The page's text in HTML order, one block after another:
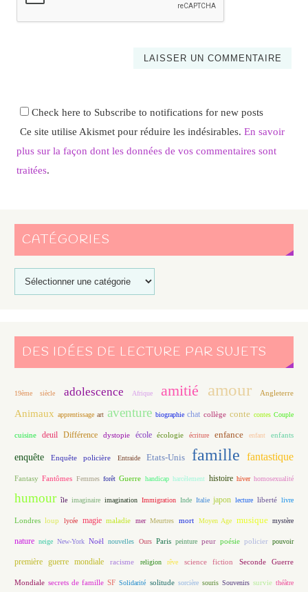
Check here to Subscribe to notifications for new posts
Ce site utilise Akismet pour réduire les indésirables. En savoir
plus sur la façon dont les données de vos commentaires sont
traitées.
CATÉGORIES
DES IDÉES DE LECTURE PAR SUJETS
19ème siècle adolescence Afrique amitié amour Angleterre
Animaux apprentissage art aventure biographie chat collège conte contes Couple
cuisine deuil Différence dystopie école écologie écriture enfance enfant enfants
enquête Enquête policière Entraide Etats-Unis famille fantastique
Fantasy Fantômes Femmes forêt Guerre handicap harcèlement histoire hiver homosexualité
humour île imaginaire imagination Immigration Inde Italie japon lecture liberté livre
Londres loup lycée magie maladie mer Meurtres mort Moyen Age musique mystère
nature neige New-York Noël nouvelles Ours Paris peinture peur poésie policier pouvoir
première guerre mondiale racisme religion rêve science fiction Seconde Guerre
Mondiale secrets de famille SF Solidarité solitude sorcière souris Souvenirs survie théâtre